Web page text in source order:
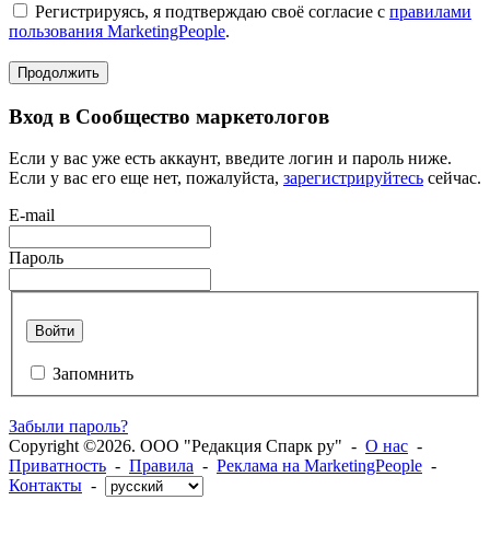
Регистрируясь, я подтверждаю своё согласие с правилами
пользования MarketingPeople.
Продолжить
Вход в Сообщество маркетологов
Если у вас уже есть аккаунт, введите логин и пароль ниже.
Если у вас его еще нет, пожалуйста, зарегистрируйтесь сейчас.
E-mail
Пароль
Войти
Запомнить
Забыли пароль?
Copyright ©2026. ООО "Редакция Спарк ру" - О нас -
Приватность - Правила - Реклама на MarketingPeople -
Контакты -